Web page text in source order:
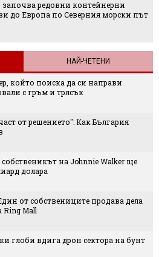
редовни контейнерни
до Европа по Северния морски път
НАЙ-ЧЕТЕНИ
който поиска да си направи
с гръм и трясък
от решението": Как България
на Johnnie Walker ще
долара
от собствениците продава дела
Ring Mall
глоби вдига дрон сектора на бунт